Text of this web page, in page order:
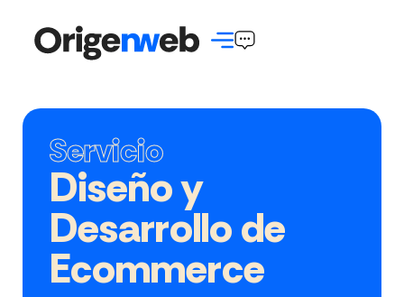
Servicio
Diseño y
Desarrollo de
Ecommerce